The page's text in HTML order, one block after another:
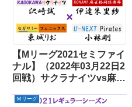
【Mリーグ2021セミファイ
ナル】（2022年03月22日2
回戦）サクラナイツvs麻雀
vsパイレーツ
Ｍリーグ